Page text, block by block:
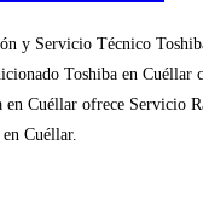
y Servicio Técnico
Toshiba en Cuéllar
en Cuéllar ofrece Servicio
Cuéllar.